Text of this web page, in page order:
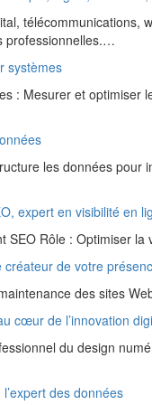
télécommunications,
professionnelles.…
systèmes
: Mesurer et
les données pour
expert en visibilité en
SEO Rôle : Optimiser
de votre
des sites
cœur de l’innovation
du design
des données